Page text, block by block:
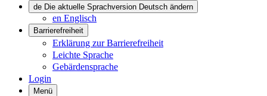
de Die aktuelle Sprachversion Deutsch ändern
en Englisch
Barrierefreiheit
Erklärung zur Barrierefreiheit
Leichte Sprache
Gebärdensprache
Login
Menü